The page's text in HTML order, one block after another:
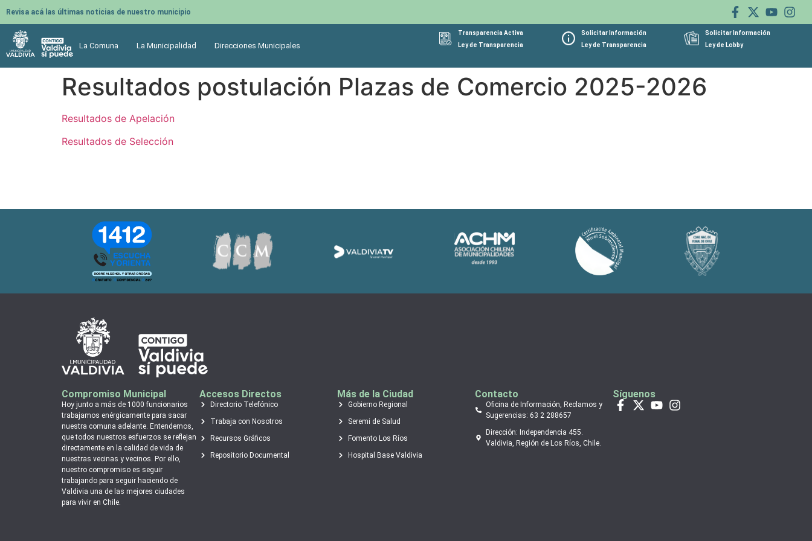
Revisa acá las últimas noticias de nuestro municipio
La Comuna La Municipalidad Direcciones Municipales
Transparencia Activa
Ley de Transparencia
Solicitar Información
Ley de Transparencia
Solicitar Información
Ley de Lobby
Resultados postulación Plazas de Comercio 2025-2026
Resultados de Apelación
Resultados de Selección
Compromiso Municipal
Hoy junto a más de 1000 funcionarios
trabajamos enérgicamente para sacar
nuestra comuna adelante. Entendemos,
que todos nuestros esfuerzos se reflejan
directamente en la calidad de vida de
nuestras vecinas y vecinos. Por ello,
nuestro compromiso es seguir
trabajando para seguir haciendo de
Valdivia una de las mejores ciudades
para vivir en Chile.
Accesos Directos
Directorio Telefónico
Trabaja con Nosotros
Recursos Gráficos
Repositorio Documental
Más de la Ciudad
Gobierno Regional
Seremi de Salud
Fomento Los Ríos
Hospital Base Valdivia
Contacto
Oficina de Información, Reclamos y
Sugerencias: 63 2 288657
Dirección: Independencia 455.
Valdivia, Región de Los Ríos, Chile.
Síguenos